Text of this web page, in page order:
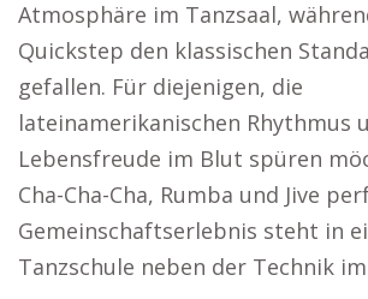
Atmosphäre im Tanzsaal,
Quickstep den klassischen
gefallen. Für diejenigen, die
lateinamerikanischen Rhythmus
Lebensfreude im Blut spüren
Cha-Cha-Cha, Rumba und Jive
Gemeinschaftserlebnis steht in
Tanzschule neben der Technik